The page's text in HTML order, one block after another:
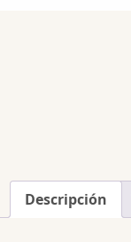
Descripción